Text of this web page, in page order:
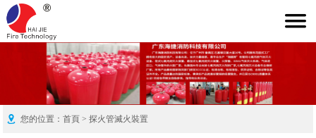

海捷消防
消防器材設備
消防工程案例
消防解決方案
生產環境
新聞中心
廠房設備
技術支持
公司簡介
聯系我們
您的位置： 首頁 > 探火管滅火裝置